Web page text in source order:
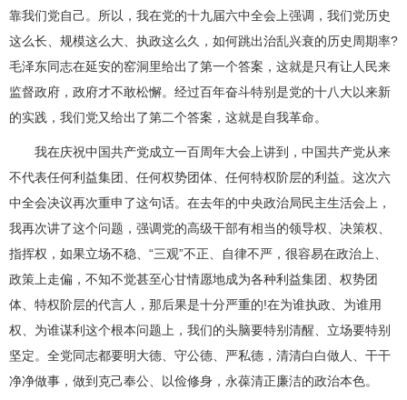
靠我们党自己。所以，我在党的十九届六中全会上强调，我们党历史
这么长、规模这么大、执政这么久，如何跳出治乱兴衰的历史周期率?
毛泽东同志在延安的窑洞里给出了第一个答案，这就是只有让人民来
监督政府，政府才不敢松懈。经过百年奋斗特别是党的十八大以来新
的实践，我们党又给出了第二个答案，这就是自我革命。
我在庆祝中国共产党成立一百周年大会上讲到，中国共产党从来
不代表任何利益集团、任何权势团体、任何特权阶层的利益。这次六
中全会决议再次重申了这句话。在去年的中央政治局民主生活会上，
我再次讲了这个问题，强调党的高级干部有相当的领导权、决策权、
指挥权，如果立场不稳、“三观”不正、自律不严，很容易在政治上、
政策上走偏，不知不觉甚至心甘情愿地成为各种利益集团、权势团
体、特权阶层的代言人，那后果是十分严重的!在为谁执政、为谁用
权、为谁谋利这个根本问题上，我们的头脑要特别清醒、立场要特别
坚定。全党同志都要明大德、守公德、严私德，清清白白做人、干干
净净做事，做到克己奉公、以俭修身，永葆清正廉洁的政治本色。